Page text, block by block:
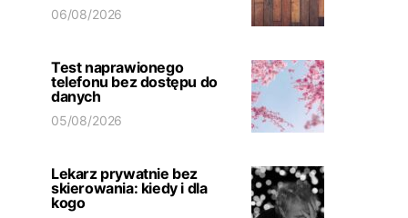
06/08/2026
Test naprawionego
telefonu bez dostępu do
danych
05/08/2026
Lekarz prywatnie bez
skierowania: kiedy i dla
kogo